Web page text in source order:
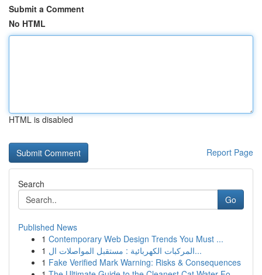
Submit a Comment
No HTML
HTML is disabled
Report Page
Search
Go
Published News
1 Contemporary Web Design Trends You Must ...
1
المركبات الكهربائية : مستقبل المواصلات ال...
1 Fake Verified Mark Warning: Risks & Consequences